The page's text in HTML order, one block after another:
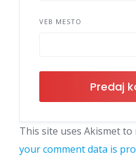
VEB MESTO
This site uses Akismet to
your comment data is